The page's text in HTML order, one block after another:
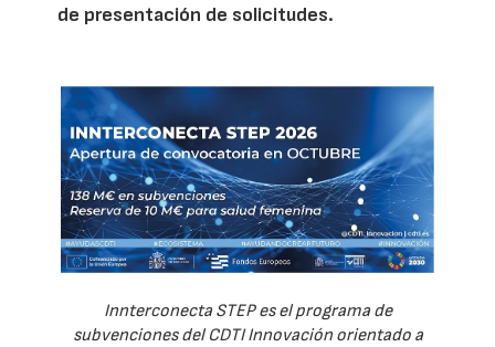
de presentación de solicitudes.
Innterconecta STEP es el programa de
subvenciones del CDTI Innovación orientado a